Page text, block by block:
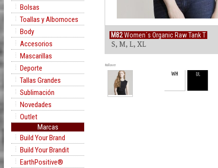
Bolsas
Toallas y Albornoces
Body
Accesorios
Mascarillas
Deporte
Tallas Grandes
Sublimación
Novedades
Outlet
Marcas
Build Your Brand
Build Your Brandit
EarthPositive®
M82Women´s Organic Raw Tank T
S, M, L, XL
Rollover
WH BL